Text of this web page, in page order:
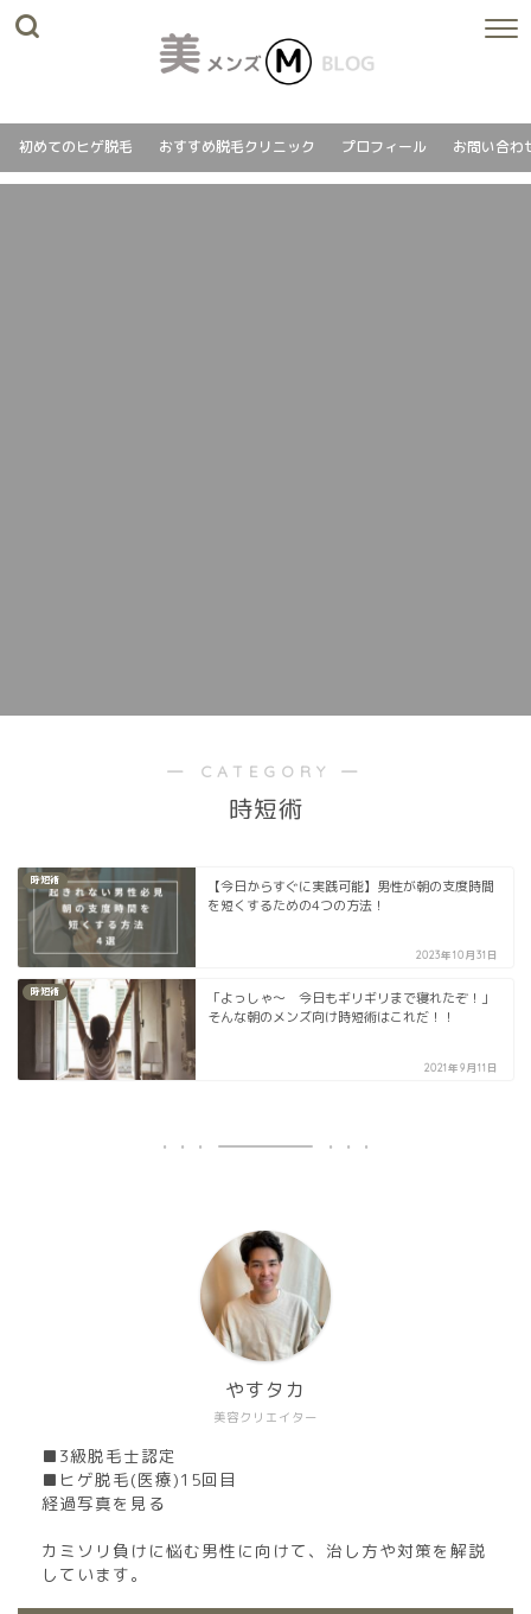
初めてのヒゲ脱毛 おすすめ脱毛クリニック プロフィール お問い合わ
― CATEGORY ―
時短術
時短術
【今日からすぐに実践可能】男性が朝の支度時間
を短くするための4つの方法！
2023年10月31日
時短術
「よっしゃ〜 今日もギリギリまで寝れたぞ！」
そんな朝のメンズ向け時短術はこれだ！！
2021年9月11日
美容クリエイター
やすタカ
■3級脱毛士認定
■ヒゲ脱毛(医療)15回目
経過写真を見る
カミソリ負けに悩む男性に向けて、治し方や対策を解説
しています。